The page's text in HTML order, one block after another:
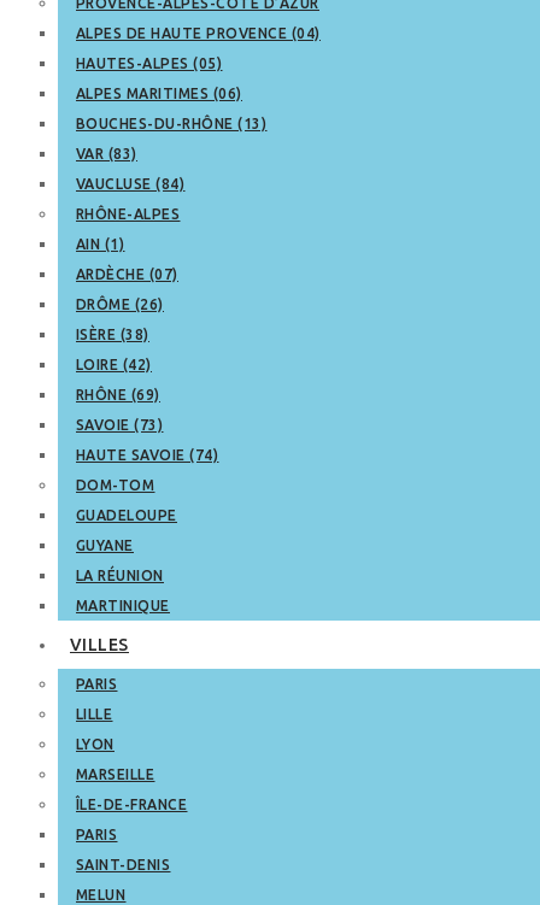
ALPES DE HAUTE PROVENCE (04)
HAUTES-ALPES (05)
ALPES MARITIMES (06)
BOUCHES-DU-RHÔNE (13)
VAR (83)
VAUCLUSE (84)
RHÔNE-ALPES
AIN (1)
ARDÈCHE (07)
DRÔME (26)
ISÈRE (38)
LOIRE (42)
RHÔNE (69)
SAVOIE (73)
HAUTE SAVOIE (74)
DOM-TOM
GUADELOUPE
GUYANE
LA RÉUNION
MARTINIQUE
VILLES
PARIS
LILLE
LYON
MARSEILLE
ÎLE-DE-FRANCE
PARIS
SAINT-DENIS
MELUN